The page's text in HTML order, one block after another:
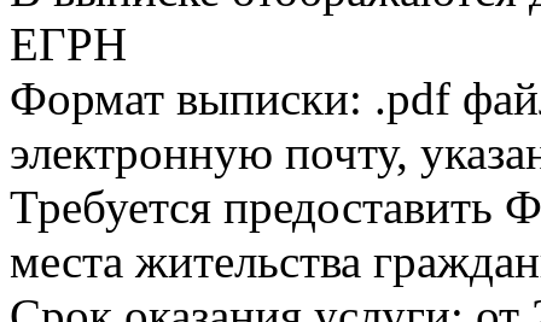
ЕГРН
Формат выписки: .pdf
электронную почту,
Требуется
места жительства